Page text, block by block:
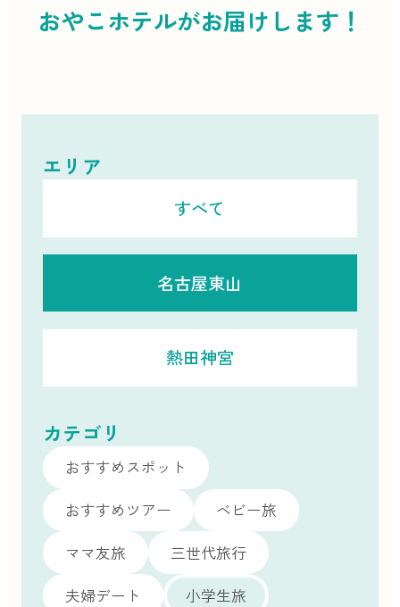
おやこホテルがお届けします！
エリア
すべて
名古屋東山
熱田神宮
カテゴリ
おすすめスポット
おすすめツアー
ベビー旅
ママ友旅
三世代旅行
夫婦デート
小学生旅